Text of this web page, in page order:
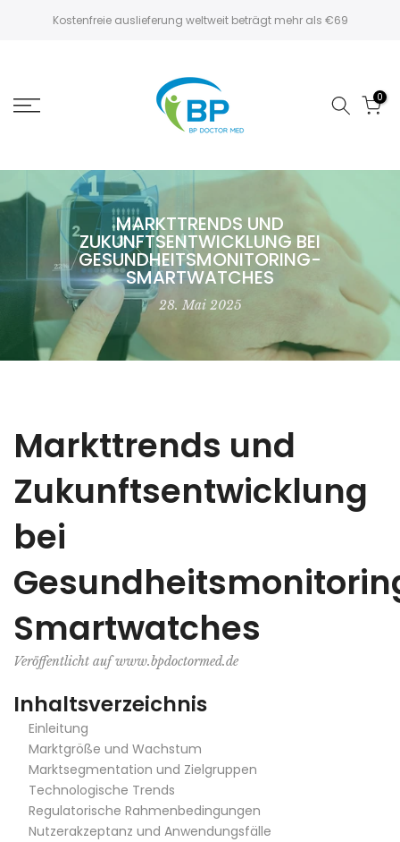
Kostenfreie auslieferung weltweit beträgt mehr als €69
0
MARKTTRENDS UND
ZUKUNFTSENTWICKLUNG BEI
GESUNDHEITSMONITORING-
SMARTWATCHES
28. Mai 2025
Markttrends und
Zukunftsentwicklung
bei
Smartwatches
Veröffentlicht auf www.bpdoctormed.de
Inhaltsverzeichnis
Einleitung
Marktgröße und Wachstum
Marktsegmentation und Zielgruppen
Technologische Trends
Regulatorische Rahmenbedingungen
Nutzerakzeptanz und Anwendungsfälle